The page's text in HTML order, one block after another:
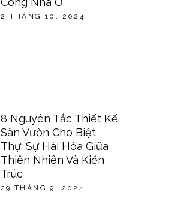
2 THÁNG 10, 2024
8 Nguyên Tắc Thiết Kế
Sân Vườn Cho Biệt
Thự: Sự Hài Hòa Giữa
Thiên Nhiên Và Kiến
Trúc
29 THÁNG 9, 2024